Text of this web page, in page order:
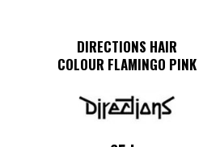
DIRECTIONS HAIR
COLOUR FLAMINGO PINK